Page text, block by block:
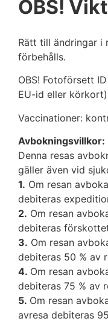
OBS!
Rätt till ändringar i
förbehålls.
OBS! Fotoförsett
EU-id eller
Vaccinationer:
Avbokningsvillkor:
Denna resas
gäller även vid
1. Om resan
debiteras
2. Om resan
debiteras
3. Om resan
debiteras 50 % av
4. Om resan
debiteras 75 % av
5. Om resan
avresa debiteras